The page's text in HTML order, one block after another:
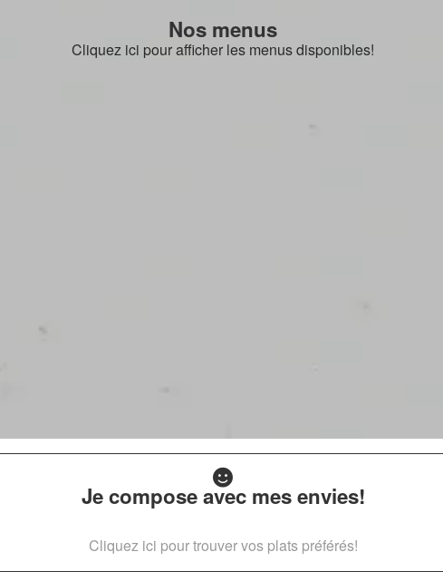
Nos menus
Cliquez ici pour afficher les menus disponibles!
Je compose avec mes envies!
Cliquez ici pour trouver vos plats préférés!